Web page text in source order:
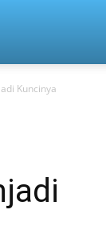
Kuncinya